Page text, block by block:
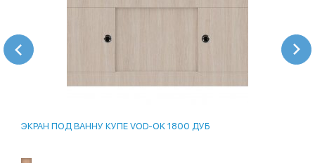
ЭКРАН ПОД ВАННУ КУПЕ VOD-OK 1800 ДУБ